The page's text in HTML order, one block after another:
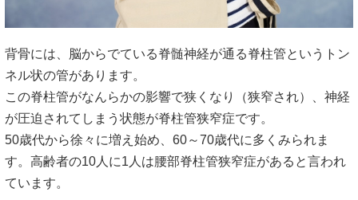
背骨には、脳からでている脊髄神経が通る脊柱管というトン
ネル状の管があります。
この脊柱管がなんらかの影響で狭くなり（狭窄され）、神経
が圧迫されてしまう状態が脊柱管狭窄症です。
50歳代から徐々に増え始め、60～70歳代に多くみられま
す。高齢者の10人に1人は腰部脊柱管狭窄症があると言われ
ています。